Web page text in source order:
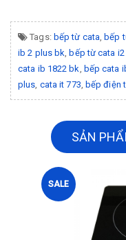
Tags: bếp từ cata bếp
ib 2 plus bk bếp từ cata
cata ib 1822 bk
bếp cata
plus cata it 773 bếp điện
SẢN
SALE